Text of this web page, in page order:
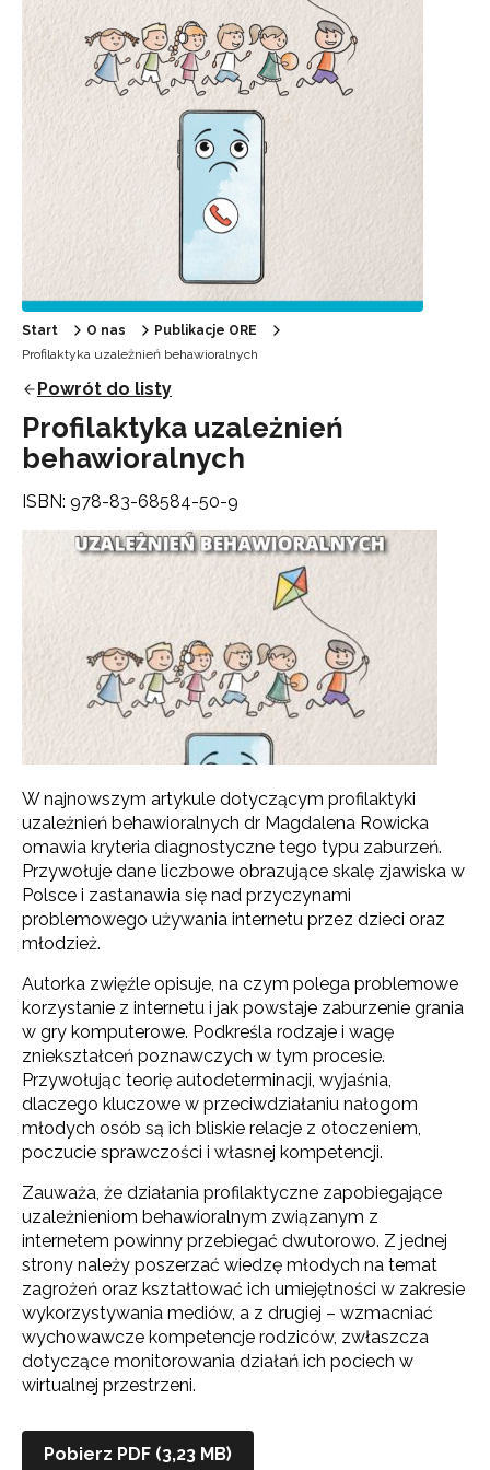
Start O nas
Publikacje ORE
Profilaktyka uzależnień behawioralnych
Powrót do listy
Profilaktyka uzależnień
behawioralnych
ISBN: 978-83-68584-50-9
W najnowszym artykule dotyczącym profilaktyki
uzależnień behawioralnych dr Magdalena Rowicka
omawia kryteria diagnostyczne tego typu zaburzeń.
Przywołuje dane liczbowe obrazujące skalę zjawiska w
Polsce i zastanawia się nad przyczynami
problemowego używania internetu przez dzieci oraz
młodzież.
Autorka zwięźle opisuje, na czym polega problemowe
korzystanie z internetu i jak powstaje zaburzenie grania
w gry komputerowe. Podkreśla rodzaje i wagę
zniekształceń poznawczych w tym procesie.
Przywołując teorię autodeterminacji, wyjaśnia,
dlaczego kluczowe w przeciwdziałaniu nałogom
młodych osób są ich bliskie relacje z otoczeniem,
poczucie sprawczości i własnej kompetencji.
Zauważa, że działania profilaktyczne zapobiegające
uzależnieniom behawioralnym związanym z
internetem powinny przebiegać dwutorowo. Z jednej
strony należy poszerzać wiedzę młodych na temat
zagrożeń oraz kształtować ich umiejętności w zakresie
wykorzystywania mediów, a z drugiej – wzmacniać
wychowawcze kompetencje rodziców, zwłaszcza
dotyczące monitorowania działań ich pociech w
wirtualnej przestrzeni.
Pobierz PDF (3,23 MB)